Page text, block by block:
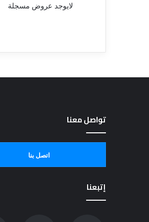
لايوجد عروض مسجلة
تواصل معنا
اتصل بنا
إتبعنا